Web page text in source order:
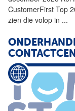
CustomerFirst Top
zien die volop in ...